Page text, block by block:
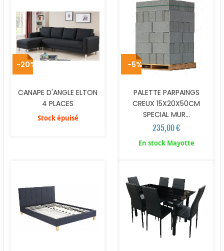
CANAPE D'ANGLE ELTON
4 PLACES
Stock épuisé
PALETTE PARPAINGS
CREUX 15X20X50CM
SPECIAL MUR...
235,00 €
En stock Mayotte
-20% -5%